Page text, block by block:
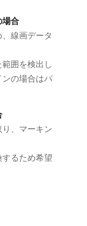
場合
線画データ
囲を検出し
の場合はパ
、マーキン
るため希望